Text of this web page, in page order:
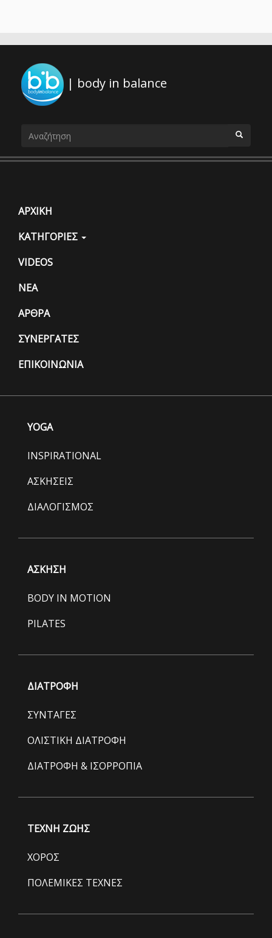
| body in balance
Φόρμα
αναζήτησης
ΑΡΧΙΚΗ
ΚΑΤΗΓΟΡΙΕΣ
VIDEOS
ΝΕΑ
ΑΡΘΡΑ
ΣΥΝΕΡΓΑΤΕΣ
ΕΠΙΚΟΙΝΩΝΙΑ
YOGA
INSPIRATIONAL
ΑΣΚΗΣΕΙΣ
ΔΙΑΛΟΓΙΣΜΟΣ
ΑΣΚΗΣΗ
BODY IN MOTION
PILATES
ΔΙΑΤΡΟΦΗ
ΣΥΝΤΑΓΕΣ
ΟΛΙΣΤΙΚΗ ΔΙΑΤΡΟΦΗ
ΔΙΑΤΡΟΦΗ & ΙΣΟΡΡΟΠΙΑ
ΤΕΧΝΗ ΖΩΗΣ
ΧΟΡΟΣ
ΠΟΛΕΜΙΚΕΣ ΤΕΧΝΕΣ